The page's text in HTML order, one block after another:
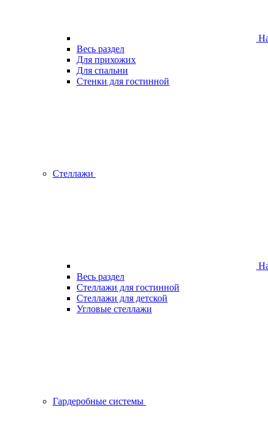
Весь раздел
Для прихожих
Для спальни
Стенки для гостинной
Стеллажи
Весь раздел
Стеллажи для гостинной
Стеллажи для детской
Угловые стеллажи
Гардеробные системы